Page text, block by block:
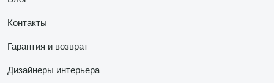
Контакты
Гарантия и возврат
Дизайнеры интерьера